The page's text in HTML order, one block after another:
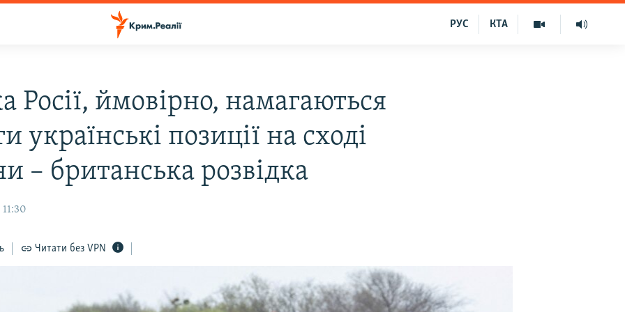
КТА
РУС
Росії, ймовірно, намагаються
українські позиції на сході
– британська розвідка
Читати без VPN